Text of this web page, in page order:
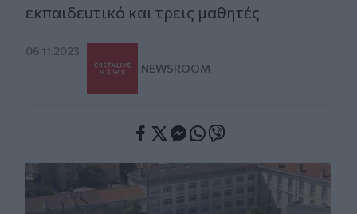
εκπαιδευτικό και τρεις μαθητές
06.11.2023
NEWSROOM